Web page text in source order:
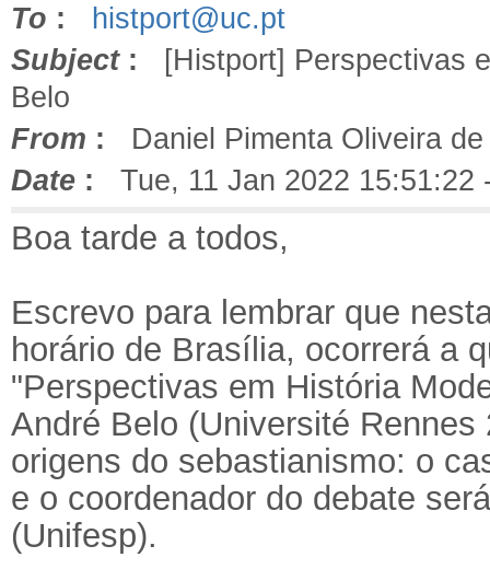
To :
histport@uc.pt
Subject: [Histport] Perspectivas
Belo
From : Daniel Pimenta Oliveira
Date : Tue, 11 Jan 2022 15:51:22
Boa tarde a todos,
Escrevo para lembrar que
horário de Brasília, ocorrerá a
"Perspectivas em História
André Belo (Université
origens do sebastianismo: o
e o coordenador do debate
(Unifesp).